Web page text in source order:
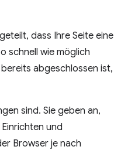
dass Ihre Seite eine
schnell wie möglich
abgeschlossen ist,
sind. Sie geben an,
und
Browser je nach